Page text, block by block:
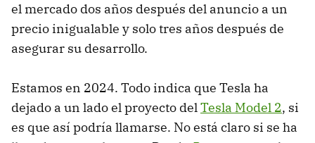
el mercado dos años después del anuncio a un
precio inigualable y solo tres años después de
asegurar su desarrollo.
Estamos en 2024. Todo indica que Tesla ha
dejado a un lado el proyecto delTesla Model 2, si
es que así podría llamarse. No está claro si se ha